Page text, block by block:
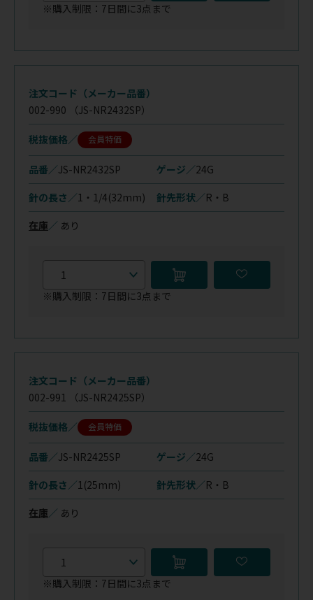
※購入制限：7日間に3点まで
注文コード（メーカー品番）
002-990 （JS-NR2432SP）
税抜価格 会員特価
品番／JS-NR2432SP ゲージ／24G
針の長さ／1・1/4(32mm) 針先形状／R・B
在庫 ／ あり
※購入制限：7日間に3点まで
注文コード（メーカー品番）
002-991
（JS-NR2425SP）
税抜価格 会員特価
品番／JS-NR2425SP ゲージ／24G
針の長さ／1(25mm) 針先形状／R・B
在庫 ／ あり
※購入制限：7日間に3点まで